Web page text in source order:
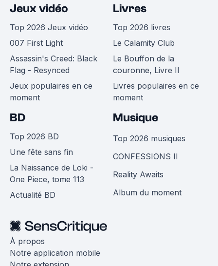
Jeux vidéo
Top 2026 Jeux vidéo
007 First Light
Assassin's Creed: Black
Flag - Resynced
Jeux populaires en ce
moment
Livres
Top 2026 livres
Le Calamity Club
Le Bouffon de la
couronne, Livre II
Livres populaires en ce
moment
BD
Top 2026 BD
Une fête sans fin
La Naissance de Loki -
One Piece, tome 113
Actualité BD
Musique
Top 2026 musiques
CONFESSIONS II
Reality Awaits
Album du moment
À propos
Notre application mobile